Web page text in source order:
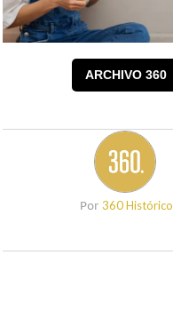
ARCHIVO 360
Por 360 Histórico